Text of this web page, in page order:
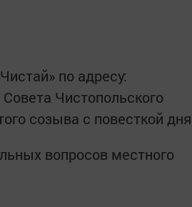
по адресу:
Чистопольского
созыва с повесткой
вопросов местного